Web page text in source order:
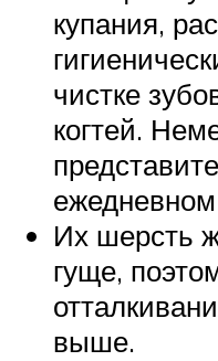
купания,
чистке
когтей.
Их шерсть
гуще,
выше.